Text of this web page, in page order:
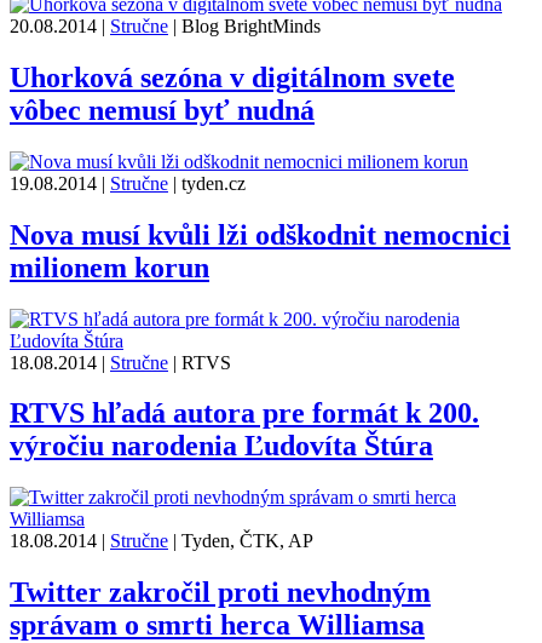
20.08.2014 | Stručne | Blog BrightMinds
Uhorková sezóna v digitálnom svete
vôbec nemusí byť nudná
19.08.2014 | Stručne | tyden.cz
Nova musí kvůli lži odškodnit nemocnici
milionem korun
18.08.2014 | Stručne | RTVS
RTVS hľadá autora pre formát k 200.
výročiu narodenia Ľudovíta Štúra
18.08.2014 | Stručne | Tyden, ČTK, AP
Twitter zakročil proti nevhodným
správam o smrti herca Williamsa